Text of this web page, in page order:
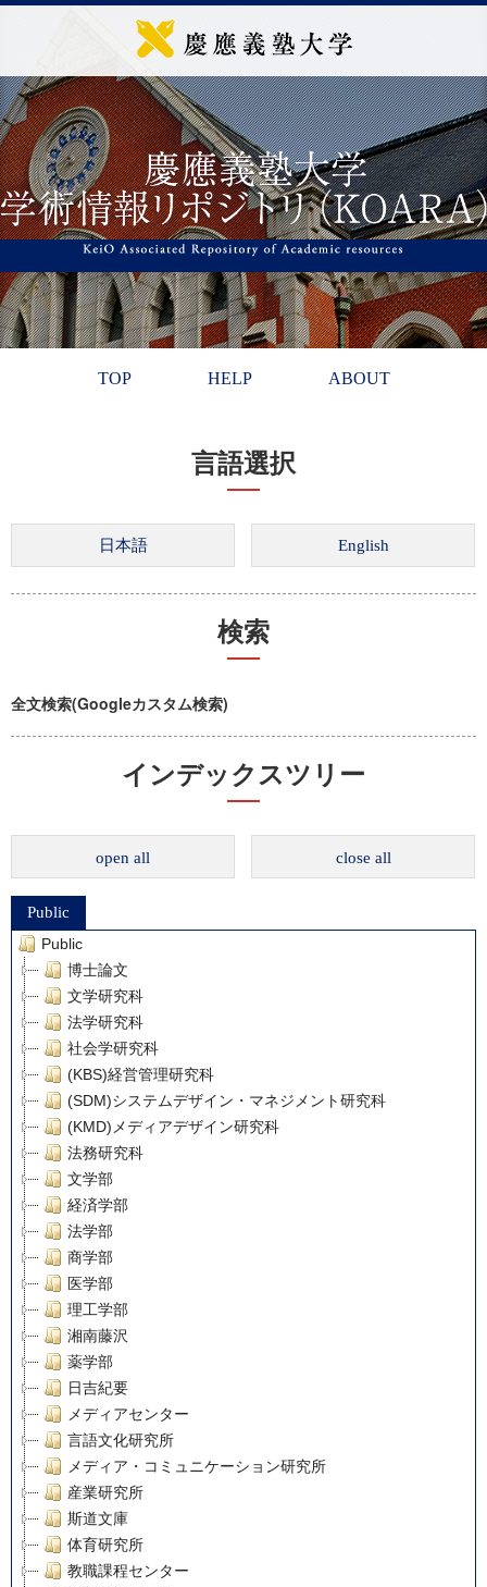
TOP HELP ABOUT
言語選択
検索
全文検索(Googleカスタム検索)
インデックスツリー
open all close all
Public
Public
博士論文
文学研究科
法学研究科
社会学研究科
(KBS)経営管理研究科
(SDM)システムデザイン・マネジメント研究科
(KMD)メディアデザイン研究科
法務研究科
文学部
経済学部
法学部
商学部
医学部
理工学部
湘南藤沢
薬学部
日吉紀要
メディアセンター
言語文化研究所
メディア・コミュニケーション研究所
産業研究所
斯道文庫
体育研究所
教職課程センター